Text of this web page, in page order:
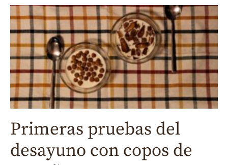
Primeras pruebas del
desayuno con copos de